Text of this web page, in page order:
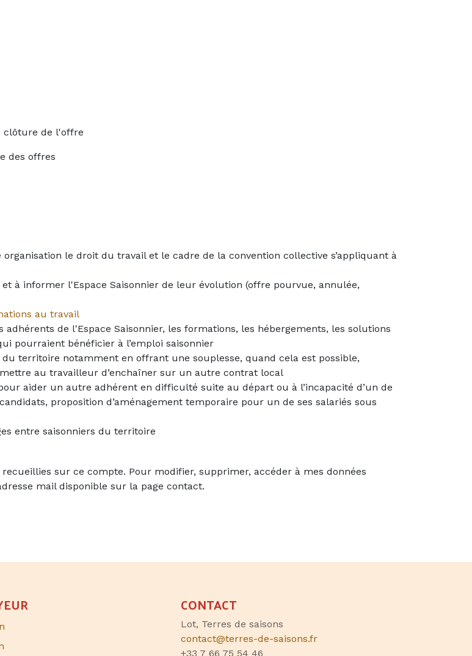
clôture de l'offre
des offres
le droit du travail et le cadre de la convention collective s’appliquant à
à informer l'Espace Saisonnier de leur évolution (offre pourvue, annulée,
au travail
de l'Espace Saisonnier, les formations, les hébergements, les solutions
pourraient bénéficier à l’emploi saisonnier
territoire notamment en offrant une souplesse, quand cela est possible,
au travailleur d’enchaîner sur un autre contrat local
aider un autre adhérent en difficulté suite au départ ou à l’incapacité d’un de
proposition d’aménagement temporaire pour un de ses salariés sous
entre saisonniers du territoire
sur ce compte. Pour modifier, supprimer, accéder à mes données
mail disponible sur la page contact.
CONTACT
Lot, Terres de saisons
contact@terres-de-saisons.fr
+33 7 66 75 54 46